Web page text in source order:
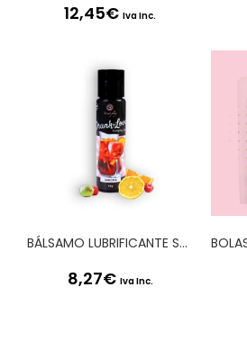
12,45€ Iva Inc.
BÁLSAMO LUBRIFICANTE SABOR SANGRIA DRUNK IN LOVE SECRET PLAY 60ML
8,27€ Iva Inc.